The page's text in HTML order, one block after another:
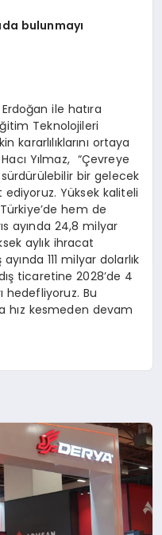
bulunmayı
ile hatıra
Teknolojileri
kararlılıklarını ortaya
Yılmaz, “Çevreye
bir gelecek
Yüksek kaliteli
hem de
ayında 24,8 milyar
aylık ihracat
111 milyar dolarlık
ticaretine 2028’de 4
hedefliyoruz. Bu
hız kesmeden devam